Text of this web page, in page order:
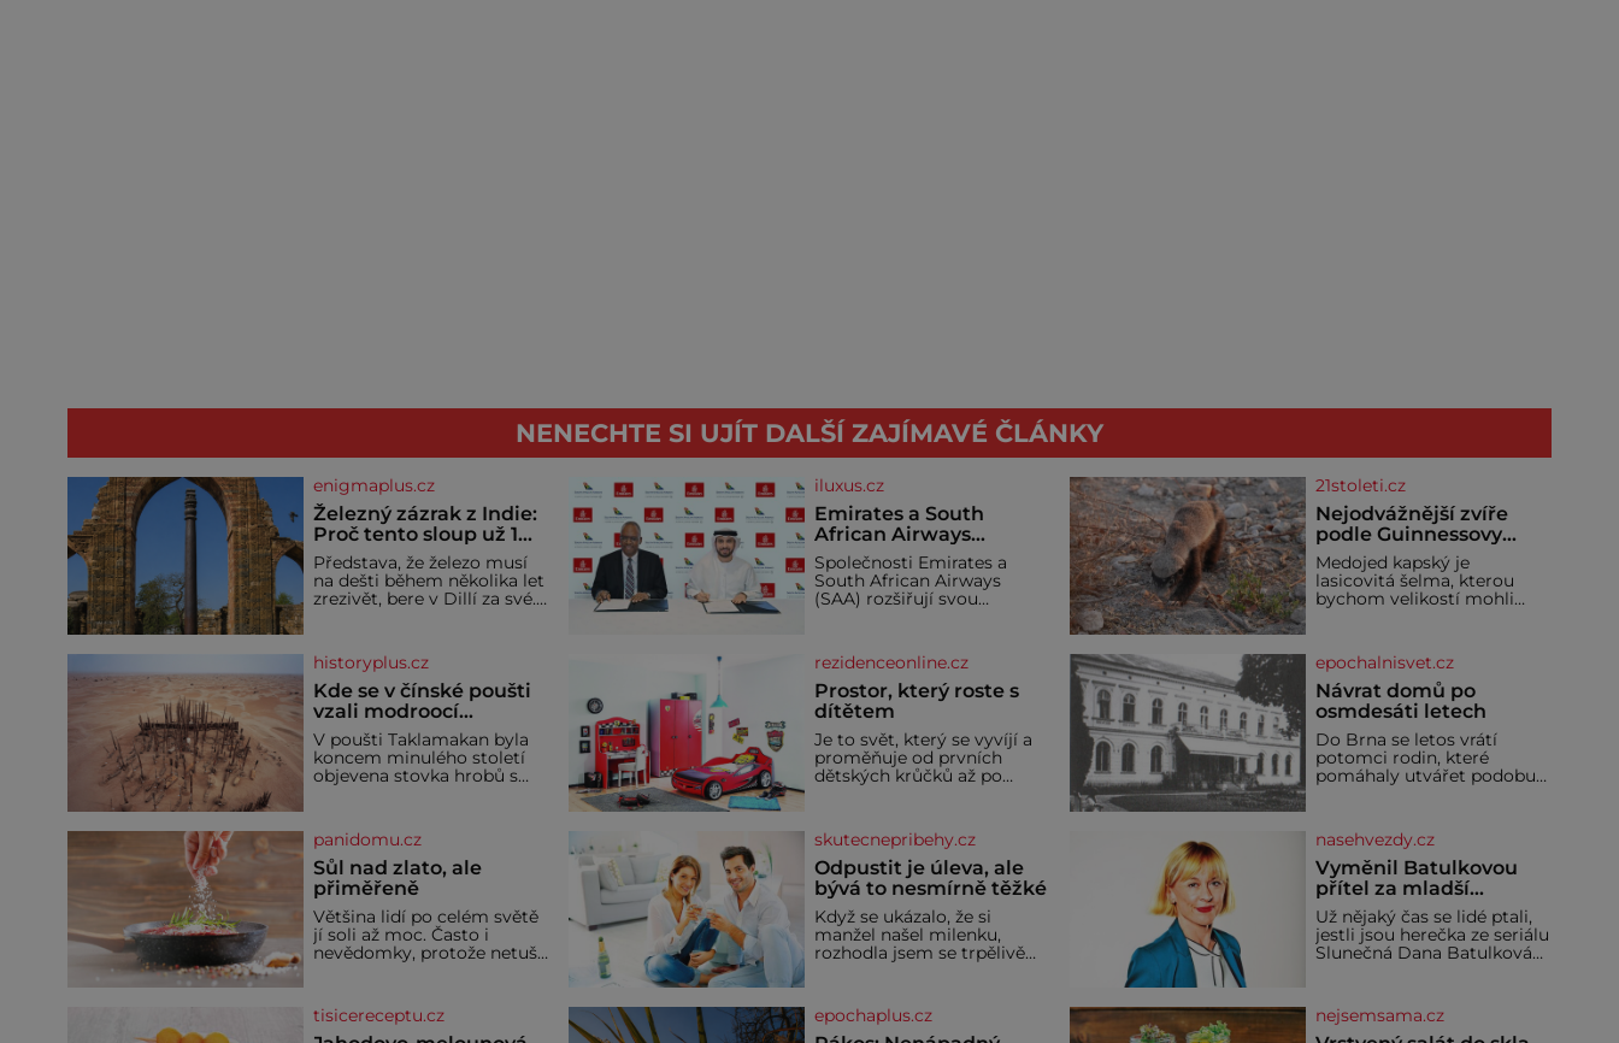
NENECHTE SI UJÍT DALŠÍ ZAJÍMAVÉ ČLÁNKY
enigmaplus.cz
Železný zázrak z Indie:
Proč tento sloup už 1
600 let nezná rez?
Představa, že železo musí
na dešti během několika let
zrezivět, bere v Dillí za své.
vysoký železný sloup, který
už přibližně 1 600 let
odolává počasí
iluxus.cz
Emirates a South
African Airways
rozšiřují partnerství.
Cestujícím nově
zpřístupní dalších
Společnosti Emirates a
South African Airways
(SAA) rozšiřují svou
dohoda zpřístupní
cestujícím devět dalších
destinací v jižní a střední
Africe a u
21stoleti.cz
Nejodvážnější zvíře
podle Guinnessovy
knihy rekordů?
Šelmička s pruhem na
hřbetě!
Medojed kapský je
lasicovitá šelma, kterou
bychom velikostí mohli
nebojácná, ostatně bývá
označována za
nejodvážnější zvíře vůbec. V
této souvislosti je dokonc
historyplus.cz
Kde se v čínské poušti
vzali modroocí
blonďáci?
V poušti Taklamakan byla
koncem minulého století
objevena stovka hrobů s
byli pohřbeni s úctou a
četnými milodary. Asi
nejvíc přitom vědce zaujal
hrob tříměsíčního
chlapečka s modrou
filcovou čapkou, z níž se
draly blonďaté vlásky. Fakt,
že jsou těla dávných lidí
klimatickým podmínkám.
Sucho, prosolené písky a
rezidenceonline.cz
Prostor, který roste s
dítětem
Je to svět, který se vyvíjí a
proměňuje od prvních
dětských krůčků až po
bezpečí, kreativitu,
soustředění i odpočinek a
reaguje na každou etapu
života a specifické potřeby
dítěte. Pro nejmenší je
klíčová jednoduchost,
měkkost a bezpečí, proto
by pokoj miminka měl
epochalnisvet.cz
Návrat domů po
osmdesáti letech
Do Brna se letos vrátí
potomci rodin, které
pomáhaly utvářet podobu
světová válka. Příběhy rodů
Placzek, Löw-Beer,
Fuhrmann, Kohn a Stiassni
se stanou jednou z hlavních
dramaturgických linií
festivalu židovské kultury
ŠTETL FEST 2026. Některé
návraty nejsou jednoduché.
vyprávění, už dávno
panidomu.cz
Sůl nad zlato, ale
přiměřeně
Většina lidí po celém světě
jí soli až moc. Často i
nevědomky, protože netuší,
vyráběných potravinách,
dokonce i těch sladkých.
skutecnepribehy.cz
Odpustit je úleva, ale
bývá to nesmírně těžké
Když se ukázalo, že si
manžel našel milenku,
rozhodla jsem se trpělivě
rodině. Možná je to jedna z
nejtěžších věcí na světě. Ale
nasehvezdy.cz
Vyměnil Batulkovou
přítel za mladší
exemplář?
Už nějaký čas se lidé ptali,
jestli jsou herečka ze seriálu
Slunečná Dana Batulková
vůbec spolu. Herečka od
sebe přítele od samého
tisicereceptu.cz epochaplus.cz nejsemsama.cz